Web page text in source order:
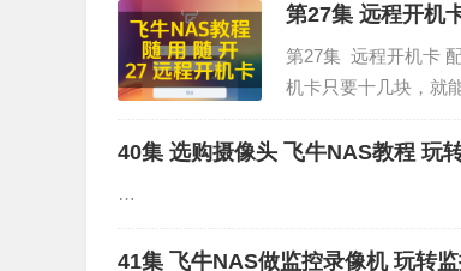
钱…
第27集 远程开机
第27集 远程开机卡
机卡只要十几块，就
免硬盘寿命损耗，减
40集 选购摄像头 飞牛NAS
…
41集 飞牛NAS做监控录像机 玩转监